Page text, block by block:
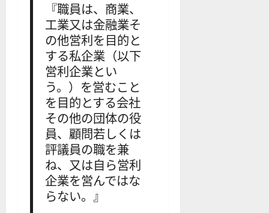
『職員は、商業、
工業又は金融業そ
の他営利を目的と
する私企業（以下
営利企業とい
う。）を営むこと
を目的とする会社
その他の団体の役
員、顧問若しくは
評議員の職を兼
ね、又は自ら営利
企業を営んではな
らない。』